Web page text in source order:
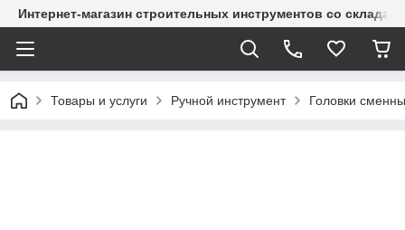
Интернет-магазин строительных инструментов со склада
Товары и услуги Ручной инструмент Головки